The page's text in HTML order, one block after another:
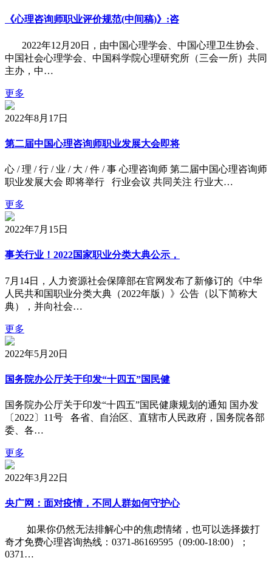
《心理咨询师职业评价规范(中间稿)》:咨
2022年12月20日，由中国心理学会、中国心理卫生协会、
中国社会心理学会、中国科学院心理研究所（三会一所）共同
主办，中…
更多
2022年8月17日
第二届中国心理咨询师职业发展大会即将
心 / 理 / 行 / 业 / 大 / 件 / 事 心理咨询师 第二届中国心理咨询师
职业发展大会 即将举行 行业会议 共同关注 行业大…
更多
2022年7月15日
事关行业！2022国家职业分类大典公示，
7月14日，人力资源社会保障部在官网发布了新修订的《中华
人民共和国职业分类大典（2022年版）》公告（以下简称大
典），并向社会…
更多
2022年5月20日
国务院办公厅关于印发“十四五”国民健
国务院办公厅关于印发“十四五”国民健康规划的通知 国办发
〔2022〕11号 各省、自治区、直辖市人民政府，国务院各部
委、各…
更多
2022年3月22日
央广网：面对疫情，不同人群如何守护心
如果你仍然无法排解心中的焦虑情绪，也可以选择拨打
奇才免费心理咨询热线：0371-86169595（09:00-18:00）；
0371…